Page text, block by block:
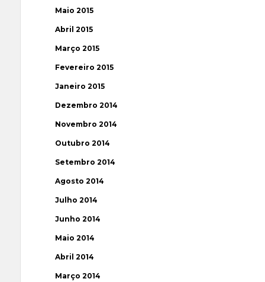
Maio 2015
Abril 2015
Março 2015
Fevereiro 2015
Janeiro 2015
Dezembro 2014
Novembro 2014
Outubro 2014
Setembro 2014
Agosto 2014
Julho 2014
Junho 2014
Maio 2014
Abril 2014
Março 2014